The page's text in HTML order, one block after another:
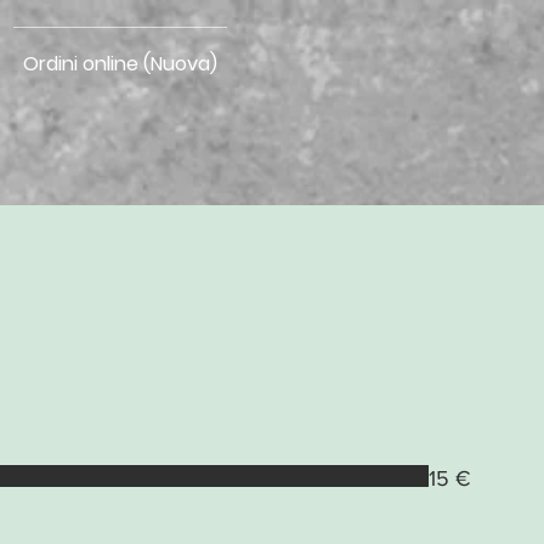
Ordini online (Nuova)
15 €